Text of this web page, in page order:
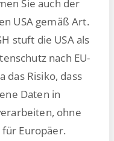
im
es
nehmen
Sie auch der
USA gemäß Art.
stuft die USA als
nach EU-
das Risiko, dass
Daten in
ohne
Europäer.